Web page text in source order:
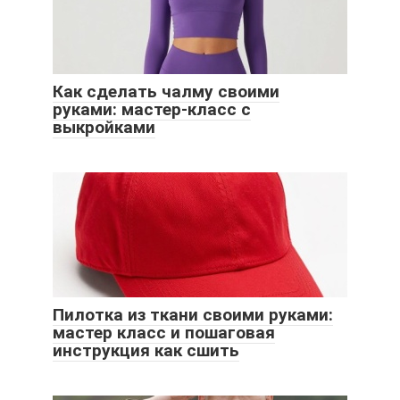
Как сделать чалму своими
руками: мастер-класс с
выкройками
Пилотка из ткани своими руками:
мастер класс и пошаговая
инструкция как сшить